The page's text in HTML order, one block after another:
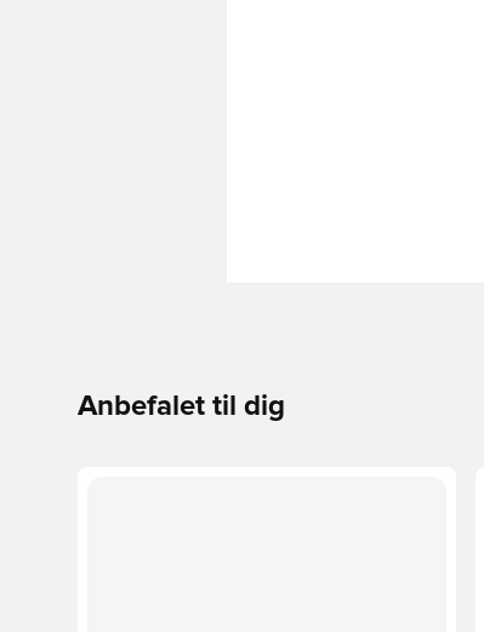
Anbefalet til dig